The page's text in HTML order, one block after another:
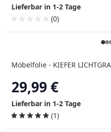
Lieferbar in 1-2 Tage
(0)
Möbelfolie - KIEFER
29,99 €
Lieferbar in 1-2 Tage
(1)